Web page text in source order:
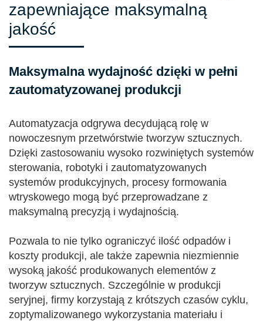
zapewniające maksymalną
jakość
Maksymalna wydajność dzięki w pełni
zautomatyzowanej produkcji
Automatyzacja odgrywa decydującą rolę w
nowoczesnym przetwórstwie tworzyw sztucznych.
Dzięki zastosowaniu wysoko rozwiniętych systemów
sterowania, robotyki i zautomatyzowanych
systemów produkcyjnych, procesy formowania
wtryskowego mogą być przeprowadzane z
maksymalną precyzją i wydajnością.
Pozwala to nie tylko ograniczyć ilość odpadów i
koszty produkcji, ale także zapewnia niezmiennie
wysoką jakość produkowanych elementów z
tworzyw sztucznych. Szczególnie w produkcji
seryjnej, firmy korzystają z krótszych czasów cyklu,
zoptymalizowanego wykorzystania materiału i